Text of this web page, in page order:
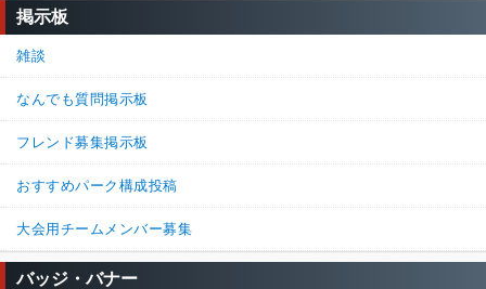
掲示板
雑談
なんでも質問掲示板
フレンド募集掲示板
おすすめパーク構成投稿
大会用チームメンバー募集
バッジ・バナー